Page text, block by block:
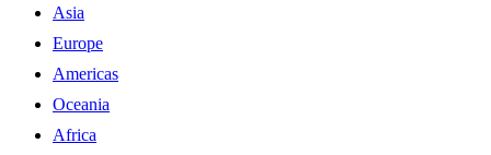
Asia
Europe
Americas
Oceania
Africa